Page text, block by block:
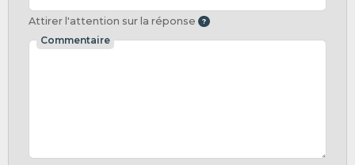
Attirer l'attention sur la réponse
Commentaire